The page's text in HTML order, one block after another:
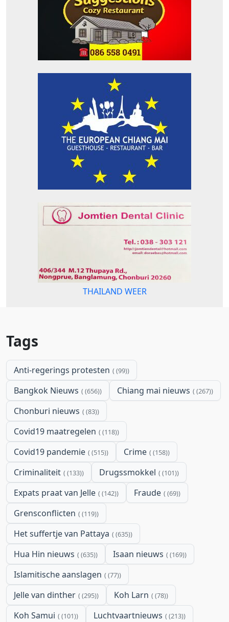
THAILAND WEER
Tags
Anti-regerings protesten (99)
Bangkok Nieuws (656) Chiang mai nieuws (267)
Chonburi nieuws (83)
Covid19 maatregelen (118)
Covid19 pandemie (515) Crime (158)
Criminaliteit (133) Drugssmokkel (101)
Expats praat van Jelle (142) Fraude (69)
Grensconflicten (119)
Het suffertje van Pattaya (635)
Hua Hin nieuws (635) Isaan nieuws (169)
Islamitische aanslagen (77)
Jelle van dinther (295) Koh Larn (78)
Koh Samui (101) Luchtvaartnieuws (213)